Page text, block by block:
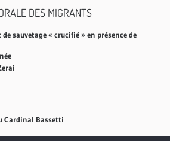
DES MIGRANTS
de sauvetage « crucifié » en présence de
Cardinal Bassetti